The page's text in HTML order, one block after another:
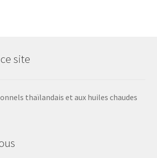
site
thaïlandais et aux huiles chaudes